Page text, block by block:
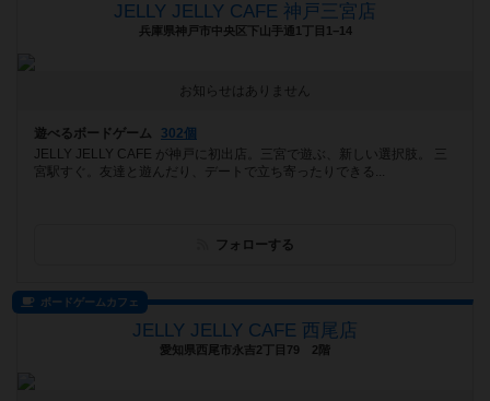
JELLY JELLY CAFE 神戸三宮店
兵庫県神戸市中央区下山手通1丁目1−14
お知らせはありません
遊べるボードゲーム
302個
JELLY JELLY CAFE が神戸に初出店。三宮で遊ぶ、新しい選択肢。 三
宮駅すぐ。友達と遊んだり、デートで立ち寄ったりできる...
フォローする
ボードゲームカフェ
JELLY JELLY CAFE 西尾店
愛知県西尾市永吉2丁目79 2階